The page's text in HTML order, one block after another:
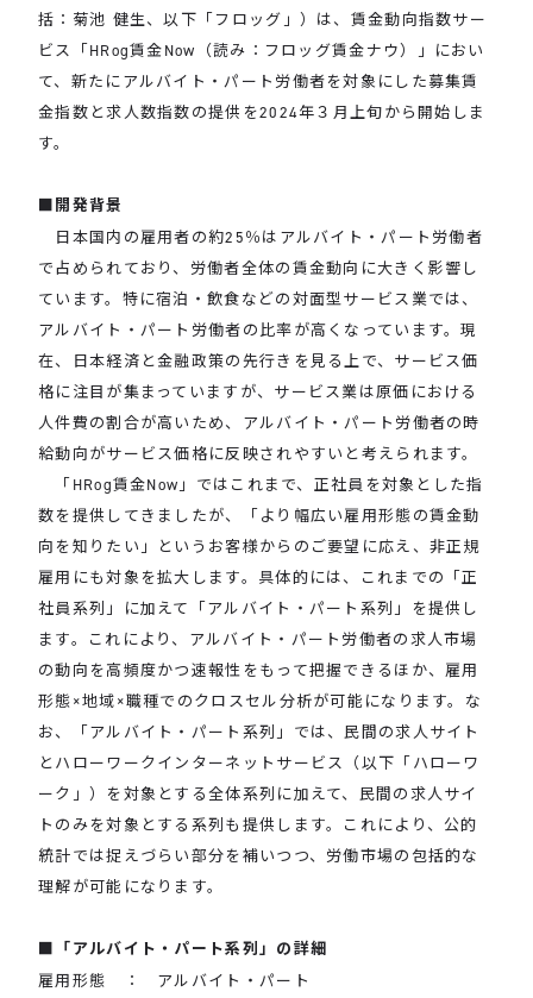
括：菊池 健生、以下「フロッグ」）は、賃金動向指数サー
ビス「HRog賃金Now（読み：フロッグ賃金ナウ）」におい
て、新たにアルバイト・パート労働者を対象にした募集賃
金指数と求人数指数の提供を2024年３月上旬から開始しま
す。
■開発背景
日本国内の雇用者の約25％はアルバイト・パート労働者
で占められており、労働者全体の賃金動向に大きく影響し
ています。特に宿泊・飲食などの対面型サービス業では、
アルバイト・パート労働者の比率が高くなっています。現
在、日本経済と金融政策の先行きを見る上で、サービス価
格に注目が集まっていますが、サービス業は原価における
人件費の割合が高いため、アルバイト・パート労働者の時
給動向がサービス価格に反映されやすいと考えられます。
「HRog賃金Now」ではこれまで、正社員を対象とした指
数を提供してきましたが、「より幅広い雇用形態の賃金動
向を知りたい」というお客様からのご要望に応え、非正規
雇用にも対象を拡大します。具体的には、これまでの「正
社員系列」に加えて「アルバイト・パート系列」を提供し
ます。これにより、アルバイト・パート労働者の求人市場
の動向を高頻度かつ速報性をもって把握できるほか、雇用
形態×地域×職種でのクロスセル分析が可能になります。な
お、「アルバイト・パート系列」では、民間の求人サイト
とハローワークインターネットサービス（以下「ハローワ
ーク」）を対象とする全体系列に加えて、民間の求人サイ
トのみを対象とする系列も提供します。これにより、公的
統計では捉えづらい部分を補いつつ、労働市場の包括的な
理解が可能になります。
■「アルバイト・パート系列」の詳細
雇用形態 ： アルバイト・パート